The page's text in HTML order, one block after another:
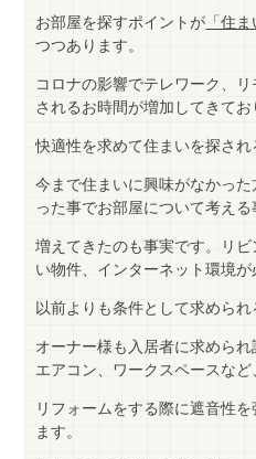
お部屋を探すポイントが 「住
つつあります。
コロナの影響でテレワーク、
されるお時間が増加してきてお
快適性を求めて住まいを探され
今まで住まいに興味がなかっ
った事でお部屋について考える
増えてきたのも事実です。リ
い物件、インターネット環境が
以前よりも条件として求められ
オーナー様も入居者に求められ
エアコン、ワークスペースなど
リフォームをする際に遮音性
ます。